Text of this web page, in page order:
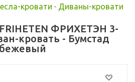
кровати - Диваны-кровати
FRIHETEN ФРИХЕТЭН 3-
кровать - Бумстад
бежевый